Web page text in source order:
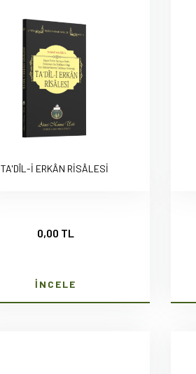
TA'DÎL-İ ERKÂN RİSÂLESİ
0,00 TL
İNCELE